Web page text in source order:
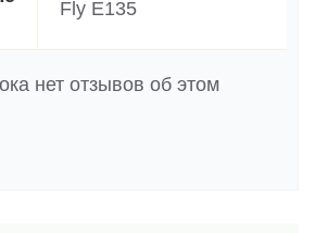
Fly E135
нет отзывов об этом